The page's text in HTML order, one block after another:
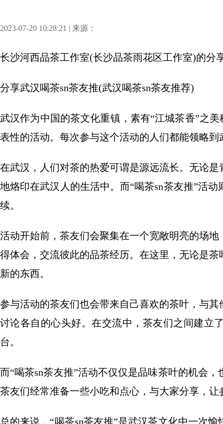
2023-07-20 10:28:21 | 来源：
长沙河西品茶工作室(长沙品茶雨花区工作室)的分
分享武汉喝茶sn茶友推(武汉喝茶sn茶友推荐)
武汉作为中国的茶文化重镇，素有“江城茶香”之
表性的活动。每次参与这个活动的人们都能领略
在武汉，人们对茶的热爱可谓是源远流长。无论
地烙印在武汉人的生活中。而“喝茶sn茶友推”活
续。
活动开始前，茶友们会聚集在一个宽敞明亮的场
得体会，交流彼此的品茶经历。在这里，无论是
新的东西。
参与活动的茶友们也会带来自己喜欢的茶叶，与
讨论各自的心头好。在交流中，茶友们之间建立
台。
而“喝茶sn茶友推”活动不仅仅是品味茶叶的机会
茶友们经常准备一些小吃和点心，与大家分享，
总的来说，“喝茶sn茶友推”是武汉茶文化中一次